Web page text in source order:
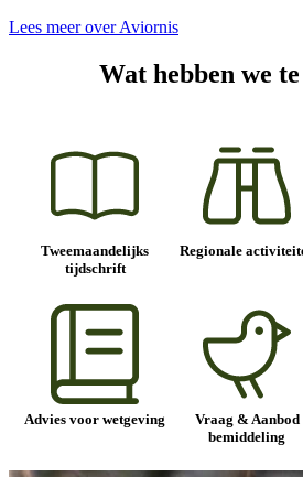
Lees meer over Aviornis
Wat hebben we
Tweemaandelijks
tijdschrift
Regionale
Advies voor wetgeving
Vraag & Aanbod
bemiddeling